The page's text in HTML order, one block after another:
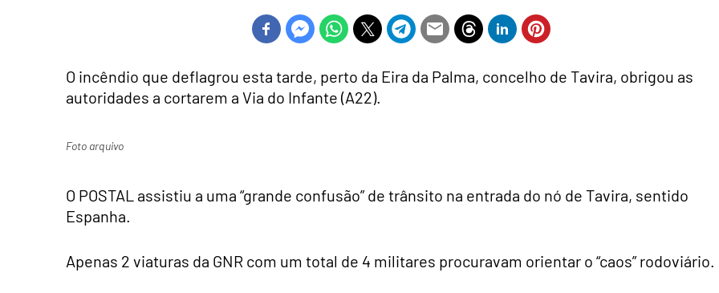
O incêndio que deflagrou esta tarde, perto da Eira da Palma, concelho de Tavira, obrigou as
autoridades a cortarem a Via do Infante (A22).
Foto arquivo
O POSTAL assistiu a uma “grande confusão” de trânsito na entrada do nó de Tavira, sentido
Espanha.
Apenas 2 viaturas da GNR com um total de 4 militares procuravam orientar o “caos” rodoviário.